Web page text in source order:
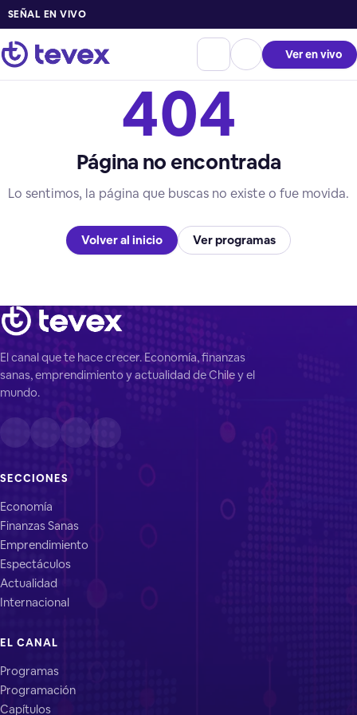
SEÑAL EN VIVO
Ver en vivo
404
Página no encontrada
Lo sentimos, la página que buscas no existe o fue movida.
Volver al inicio Ver programas
El canal que te hace crecer. Economía, finanzas
sanas, emprendimiento y actualidad de Chile y el
mundo.
SECCIONES
Economía
Finanzas Sanas
Emprendimiento
Espectáculos
Actualidad
Internacional
EL CANAL
Programas
Programación
Capítulos